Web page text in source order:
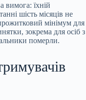
вимога: їхній
шість місяців не
мінімум для
зокрема для осіб з
померли.